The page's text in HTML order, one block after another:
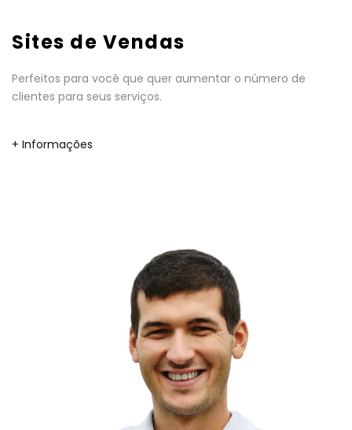
Sites de Vendas
Perfeitos para você que quer aumentar o número de
clientes para seus serviços.
+ Informações